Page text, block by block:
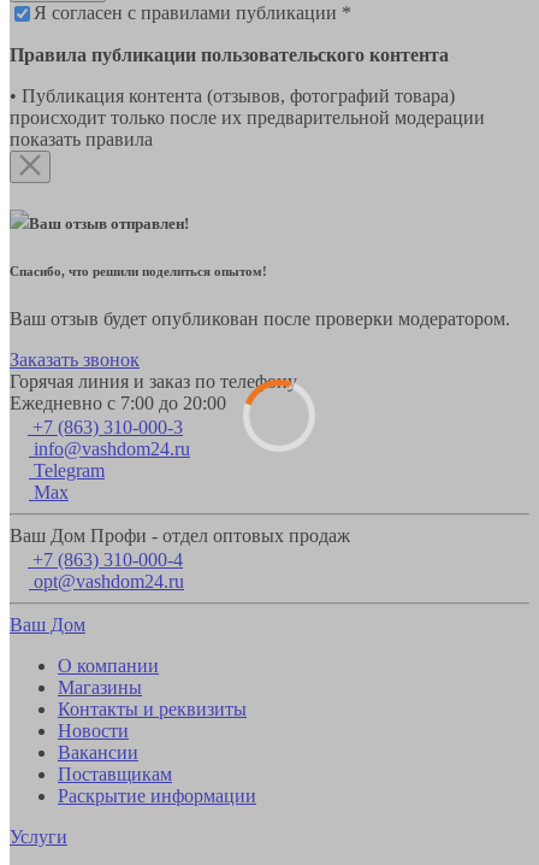
Я согласен с правилами публикации *
Правила публикации пользовательского контента
• Публикация контента (отзывов, фотографий товара)
происходит только после их предварительной модерации
показать правила
Ваш отзыв отправлен!
Спасибо, что решили поделиться опытом!
Ваш отзыв будет опубликован после проверки модератором.
Заказать звонок
Горячая линия и заказ по телефону
Ежедневно с 7:00 до 20:00
+7 (863) 310-000-3
info@vashdom24.ru
Telegram
Max
Ваш Дом Профи - отдел оптовых продаж
+7 (863) 310-000-4
opt@vashdom24.ru
Ваш Дом
О компании
Магазины
Контакты и реквизиты
Новости
Вакансии
Поставщикам
Раскрытие информации
Услуги